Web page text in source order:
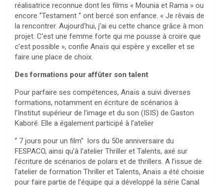
réalisatrice reconnue dont les films « Mounia et Rama » ou
encore ‘’Testament ‘’ ont bercé son enfance. « Je rêvais de
la rencontrer. Aujourd’hui, j’ai eu cette chance grâce à mon
projet. C’est une femme forte qui me pousse à croire que
c’est possible », confie Anaïs qui espère y exceller et se
faire une place de choix.
Des formations pour affûter son talent
Pour parfaire ses compétences, Anaïs a suivi diverses
formations, notamment en écriture de scénarios à
l’Institut supérieur de l’image et du son (ISIS) de Gaston
Kaboré. Elle a également participé à l’atelier
‘’ 7 jours pour un film’’ lors du 50e anniversaire du
FESPACO, ainsi qu’à l’atelier Thriller et Talents, axé sur
l’écriture de scénarios de polars et de thrillers. A l’issue de
l’atelier de formation Thriller et Talents, Anaïs a été choisie
pour faire partie de l’équipe qui a développé la série Canal